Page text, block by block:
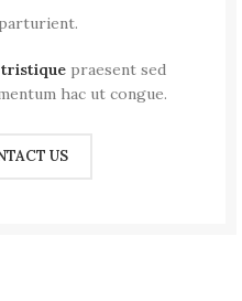
praesent sed
hac ut congue.
US